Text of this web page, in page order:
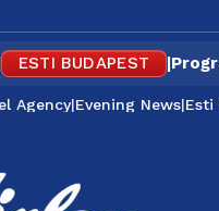
ESTI BUDAPEST |
Agency|Evening News|Esti